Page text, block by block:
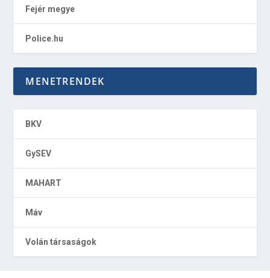
Fejér megye
Police.hu
MENETRENDEK
BKV
GySEV
MAHART
Máv
Volán társaságok